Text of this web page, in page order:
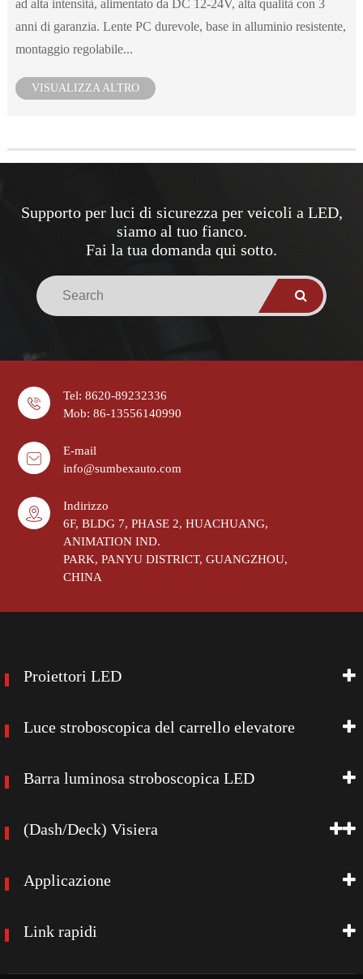
ad alta intensità, alimentato da DC 12-24V, alta qualità con 3
anni di garanzia. Lente PC durevole, base in alluminio resistente,
montaggio regolabile...
VISUALIZZA ALTRO
Supporto per luci di sicurezza per veicoli a LED,
siamo al tuo fianco.
Fai la tua domanda qui sotto.
Tel: 8620-89232336
Mob: 86-13556140990
E-mail
info@sumbexauto.com
Indirizzo
6F, BLDG 7, PHASE 2, HUACHUANG,
ANIMATION IND.
PARK, PANYU DISTRICT, GUANGZHOU,
CHINA
Proiettori LED
Luce stroboscopica del carrello elevatore
Barra luminosa stroboscopica LED
(Dash/Deck) Visiera
Applicazione
Link rapidi